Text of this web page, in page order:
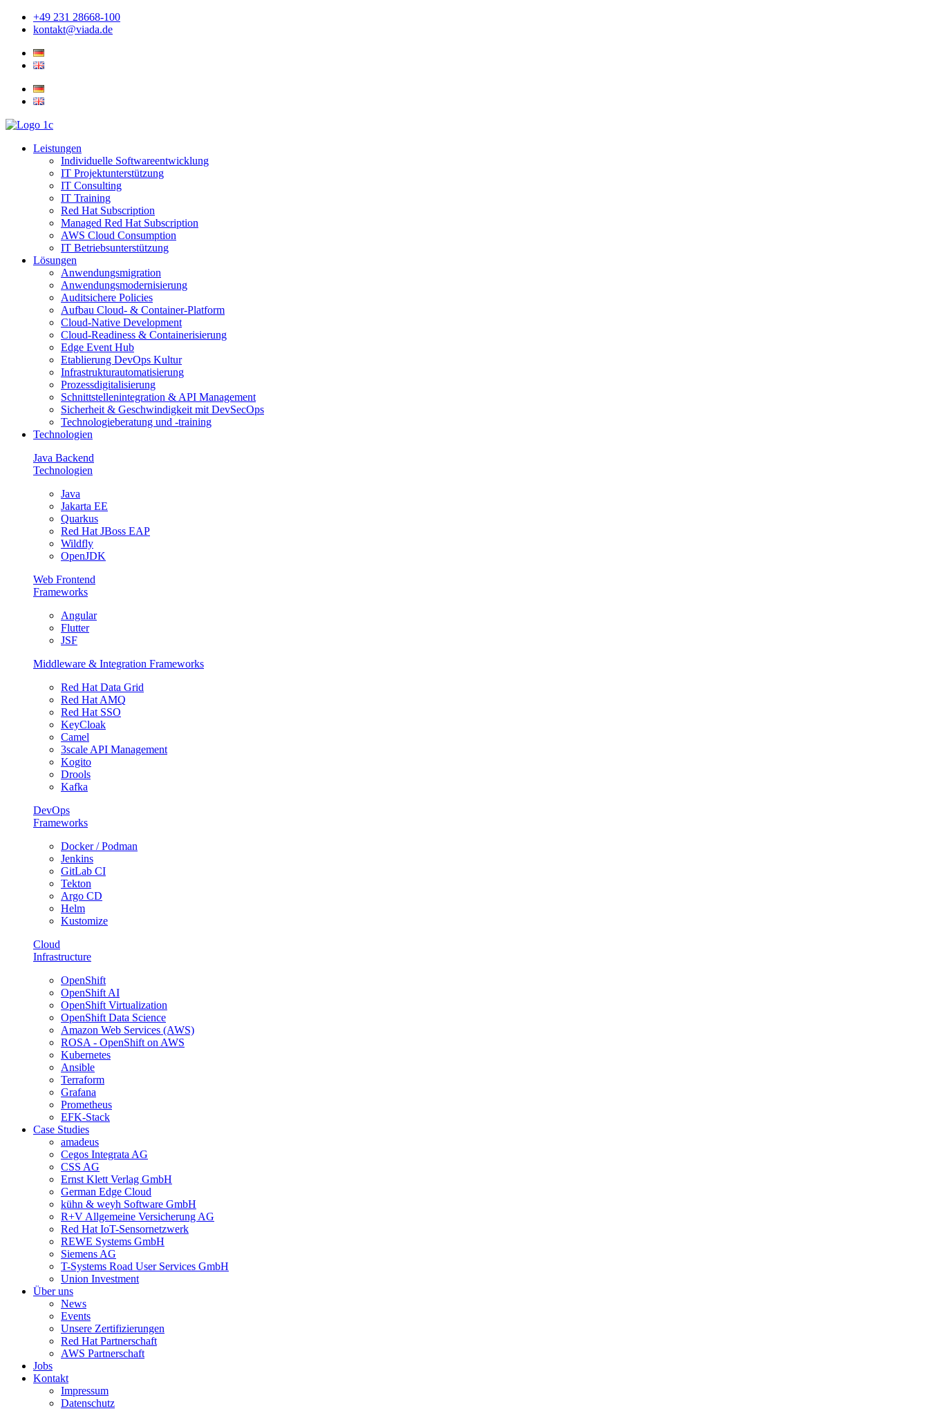
Zum
Inhalt
+49 231 28668-100
kontakt@viada.de
Leistungen
Individuelle Softwareentwicklung
IT Projektunterstützung
IT Consulting
IT Training
Red Hat Subscription
Managed Red Hat Subscription
AWS Cloud Consumption
IT Betriebsunterstützung
Lösungen
Anwendungsmigration
Anwendungsmodernisierung
Auditsichere Policies
Aufbau Cloud- & Container-Platform
Cloud-Native Development
Cloud-Readiness & Containerisierung
Edge Event Hub
Etablierung DevOps Kultur
Infrastrukturautomatisierung
Prozessdigitalisierung
Schnittstellenintegration & API Management
Sicherheit & Geschwindigkeit mit DevSecOps
Technologieberatung und -training
Technologien
Java Backend
Technologien
Java
Jakarta EE
Quarkus
Red Hat JBoss EAP
Wildfly
OpenJDK
Web Frontend
Frameworks
Angular
Flutter
JSF
Middleware & Integration Frameworks
Red Hat Data Grid
Red Hat AMQ
Red Hat SSO
KeyCloak
Camel
3scale API Management
Kogito
Drools
Kafka
DevOps
Frameworks
Docker / Podman
Jenkins
GitLab CI
Tekton
Argo CD
Helm
Kustomize
Cloud
Infrastructure
OpenShift
OpenShift AI
OpenShift Virtualization
OpenShift Data Science
Amazon Web Services (AWS)
ROSA - OpenShift on AWS
Kubernetes
Ansible
Terraform
Grafana
Prometheus
EFK-Stack
Case Studies
amadeus
Cegos Integrata AG
CSS AG
Ernst Klett Verlag GmbH
German Edge Cloud
kühn & weyh Software GmbH
R+V Allgemeine Versicherung AG
Red Hat IoT-Sensornetzwerk
REWE Systems GmbH
Siemens AG
T-Systems Road User Services GmbH
Union Investment
Über uns
News
Events
Unsere Zertifizierungen
Red Hat Partnerschaft
AWS Partnerschaft
Jobs
Kontakt
Impressum
Datenschutz